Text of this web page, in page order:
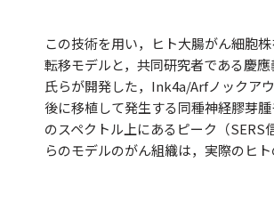
この技術を用い，ヒト大腸がん細胞
転移モデルと，共同研究者である慶
氏らが開発した，Ink4a/Arfノックア
後に移植して発生する同種神経膠芽
のスペクトル上にあるピーク（
らのモデルのがん組織は，実際のヒ